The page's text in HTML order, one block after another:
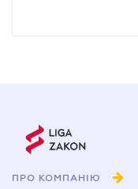
ПРО КОМПАНІЮ